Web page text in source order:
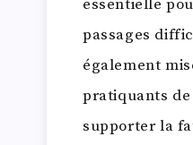
essentielle
passages
également
pratiquants
supporter la